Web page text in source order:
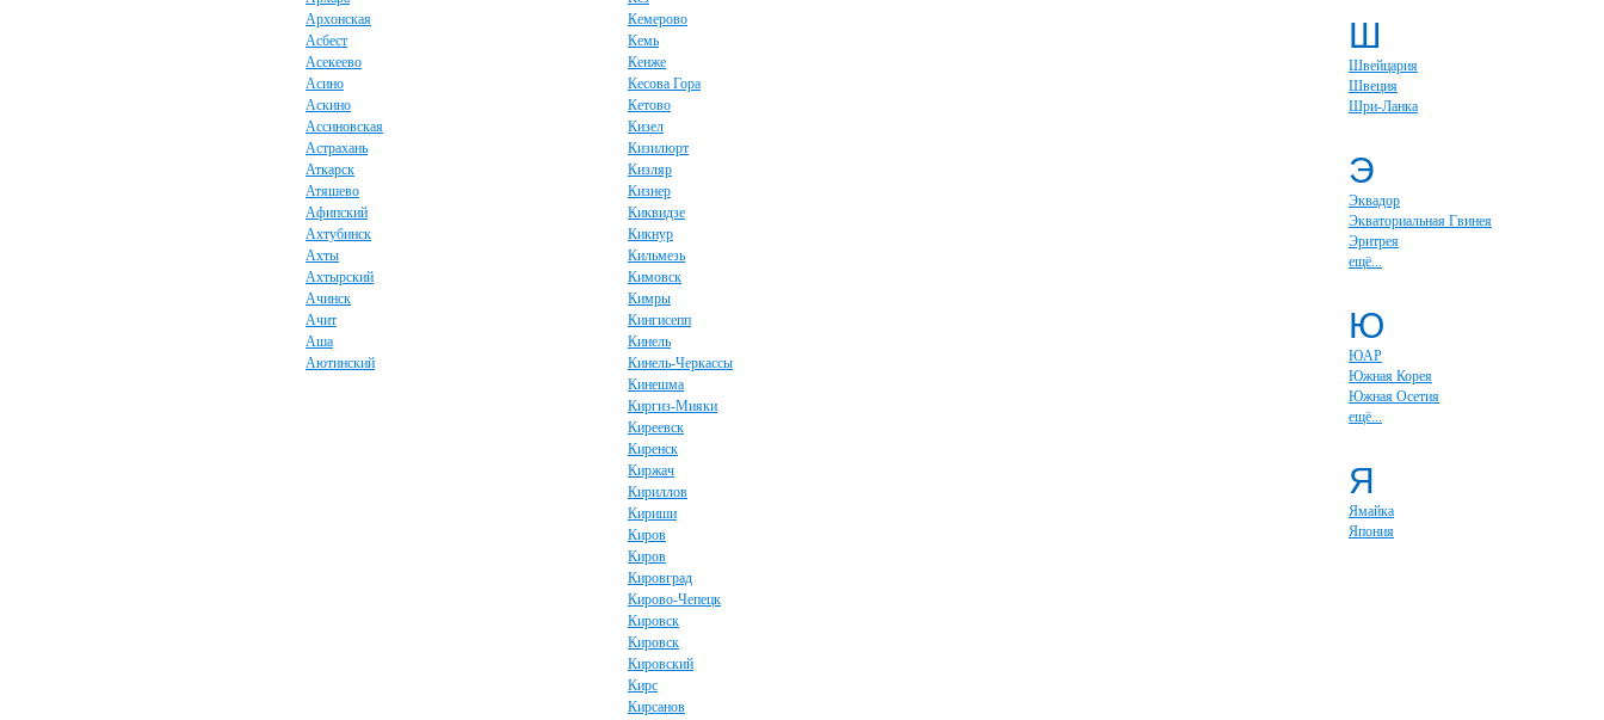
Архонская
Асбест
Асекеево
Асино
Аскино
Ассиновская
Астрахань
Аткарск
Атяшево
Афипский
Ахтубинск
Ахты
Ахтырский
Ачинск
Ачит
Аша
Аютинский
Кемерово
Кемь
Кенже
Кесова Гора
Кетово
Кизел
Кизилюрт
Кизляр
Кизнер
Киквидзе
Кикнур
Кильмезь
Кимовск
Кимры
Кингисепп
Кинель
Кинель-Черкассы
Кинешма
Киргиз-Мияки
Киреевск
Киренск
Киржач
Кириллов
Кириши
Киров
Киров
Кировград
Кирово-Чепецк
Кировск
Кировск
Кировский
Кирс
Кирсанов
Ш
Швейцария
Швеция
Шри-Ланка
Э
Эквадор
Экваториальная Гвинея
Эритрея
ещё...
Ю
ЮАР
Южная Корея
Южная Осетия
ещё...
Я
Ямайка
Япония